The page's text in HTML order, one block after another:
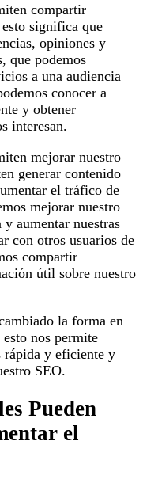
compartir
significa que
opiniones y
que podemos
a una audiencia
conocer a
y obtener
interesan.
mejorar nuestro
generar contenido
el tráfico de
mejorar nuestro
aumentar nuestras
con otros usuarios de
compartir
útil sobre nuestro
la forma en
nos permite
rápida y eficiente y
SEO.
Pueden
el